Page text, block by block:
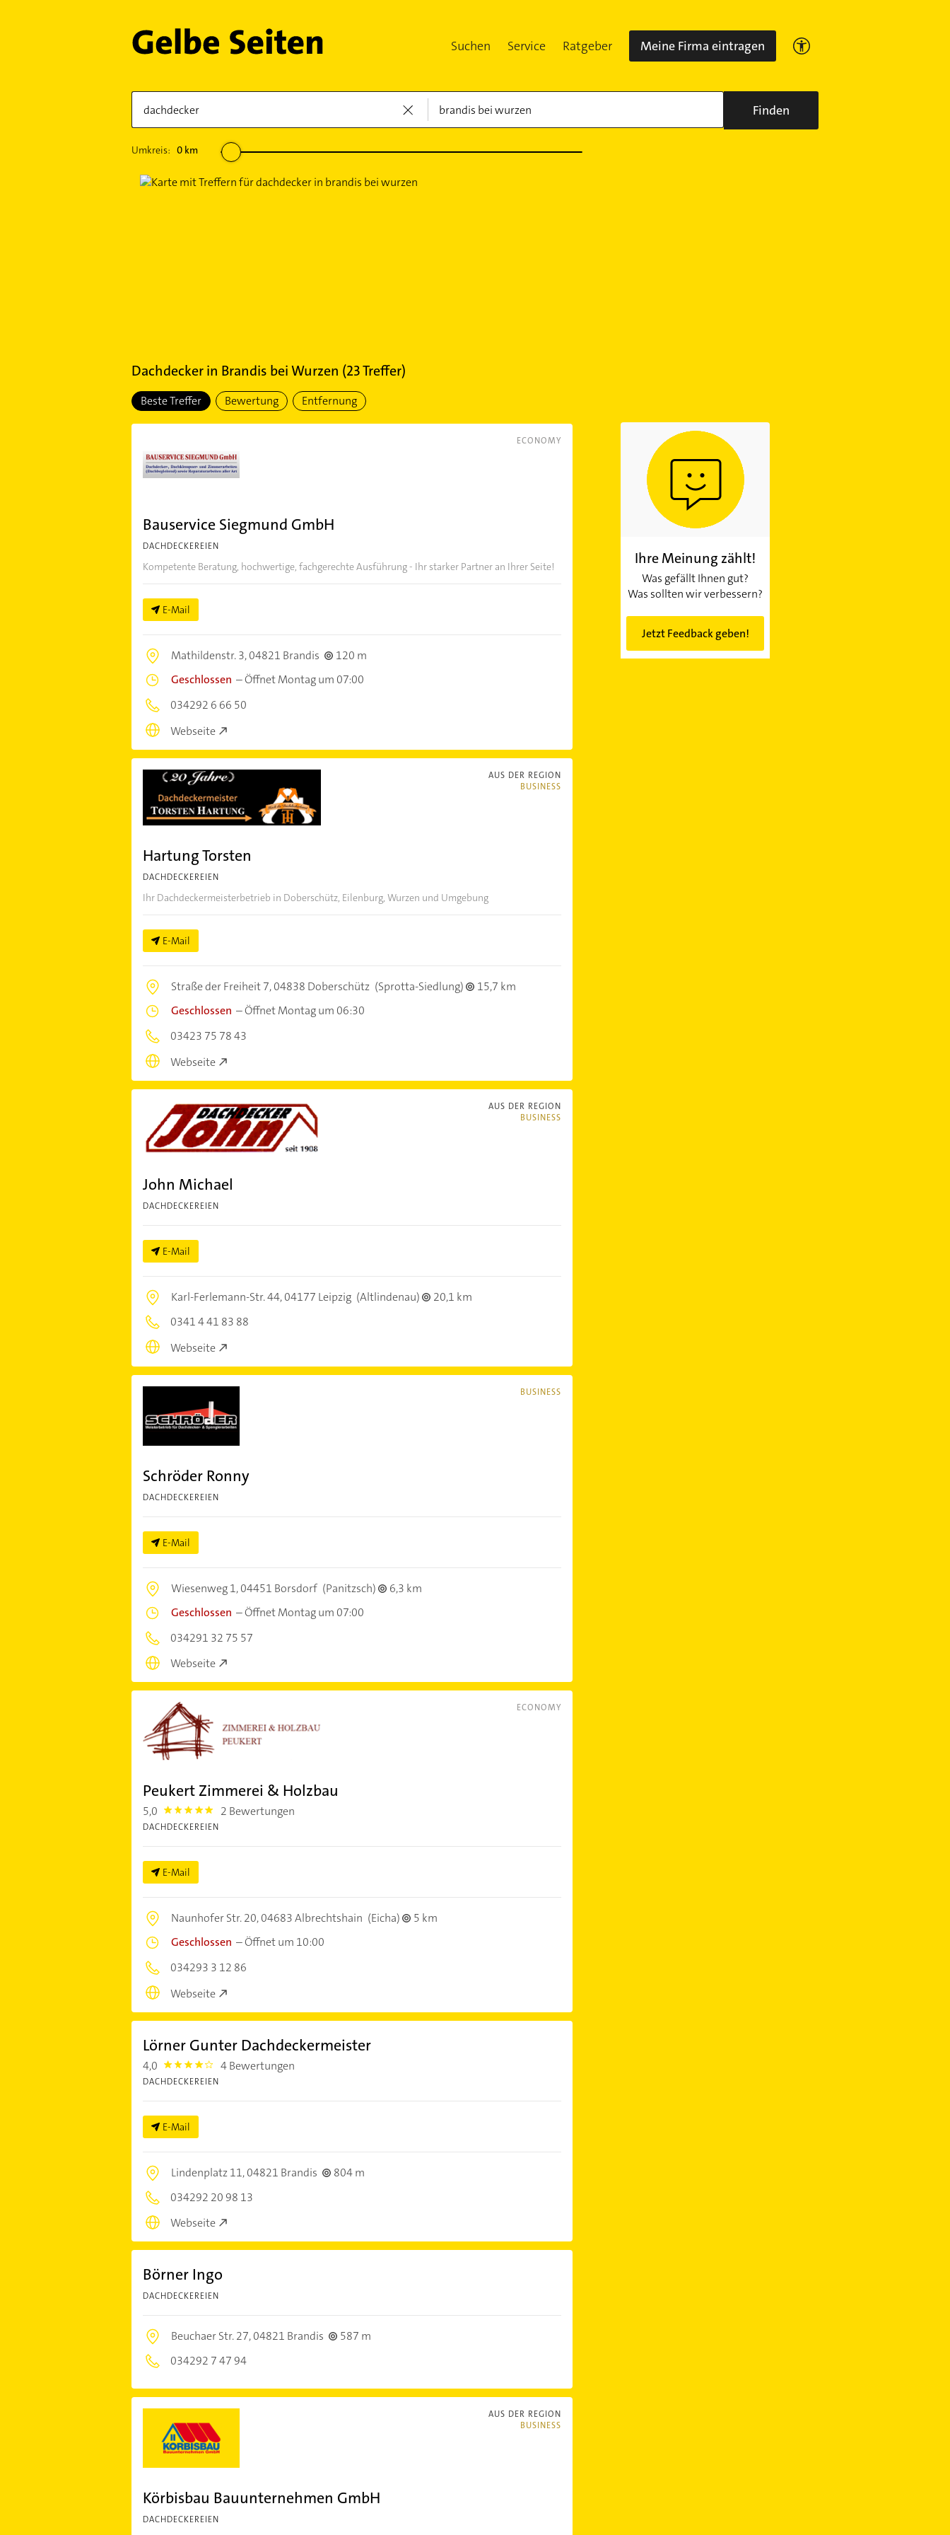
Suchen Service Ratgeber Meine Firma eintragen
Finden
Umkreis: 0km
Dachdeckerin Brandis bei Wurzen (23Treffer)
Beste Treffer Bewertung Entfernung
ECONOMY
Bauservice Siegmund GmbH
DACHDECKEREIEN
Kompetente Beratung, hochwertige, fachgerechte Ausführung - Ihr starker Partner an Ihrer Seite!
E-Mail
Mathildenstr. 3,04821 Brandis
120 m
Geschlossen –Öffnet Montag um 07:00
034292 6 66 50
Webseite
AUS DER REGION
BUSINESS
Hartung Torsten
DACHDECKEREIEN
Ihr Dachdeckermeisterbetrieb in Doberschütz, Eilenburg, Wurzen und Umgebung
E-Mail
Straße der Freiheit 7,04838 Doberschütz (Sprotta-Siedlung)
15,7 km
Geschlossen –Öffnet Montag um 06:30
03423 75 78 43
Webseite
AUS DER REGION
BUSINESS
John Michael
DACHDECKEREIEN
E-Mail
Karl-Ferlemann-Str. 44,04177 Leipzig (Altlindenau)
20,1 km
0341 4 41 83 88
Webseite
BUSINESS
Schröder Ronny
DACHDECKEREIEN
E-Mail
Wiesenweg 1,04451 Borsdorf (Panitzsch)
6,3 km
Geschlossen –Öffnet Montag um 07:00
034291 32 75 57
Webseite
ECONOMY
Peukert Zimmerei & Holzbau
5,0 5.0 2 Bewertungen
DACHDECKEREIEN
E-Mail
Naunhofer Str. 20,04683 Albrechtshain (Eicha)
5 km
Geschlossen –Öffnet um 10:00
034293 3 12 86
Webseite
Lörner Gunter Dachdeckermeister
4,0 4.0 4 Bewertungen
DACHDECKEREIEN
E-Mail
Lindenplatz 11,04821 Brandis
804 m
034292 20 98 13
Webseite
Börner Ingo
DACHDECKEREIEN
Beuchaer Str. 27,04821 Brandis
587 m
034292 7 47 94
AUS DER REGION
BUSINESS
Körbisbau Bauunternehmen GmbH
DACHDECKEREIEN
Ihre Meinung zählt!
Was gefällt Ihnen gut?
Was sollten wir verbessern?
Jetzt Feedback geben!